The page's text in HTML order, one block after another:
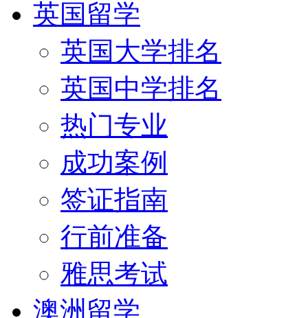
英国留学
英国大学排名
英国中学排名
热门专业
成功案例
签证指南
行前准备
雅思考试
澳洲留学